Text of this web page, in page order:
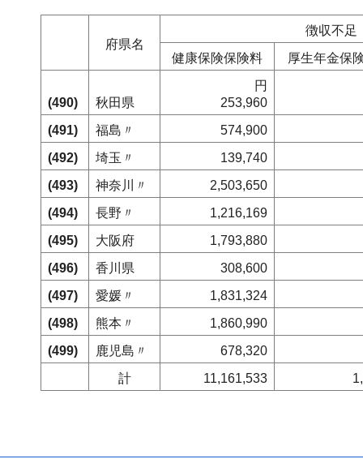
府県名
徴収不足
健康保険保険料
厚生年金保
(490) 秋田県
円
253,960
(491)
福島〃
574,900
(492)
埼玉〃
139,740
(493)
神奈川〃
2,503,650
(494)
長野〃
1,216,169
(495)
大阪府
1,793,880
(496)
香川県
308,600
(497)
愛媛〃
1,831,324
(498)
熊本〃
1,860,990
(499)
鹿児島〃
678,320
計
11,161,533